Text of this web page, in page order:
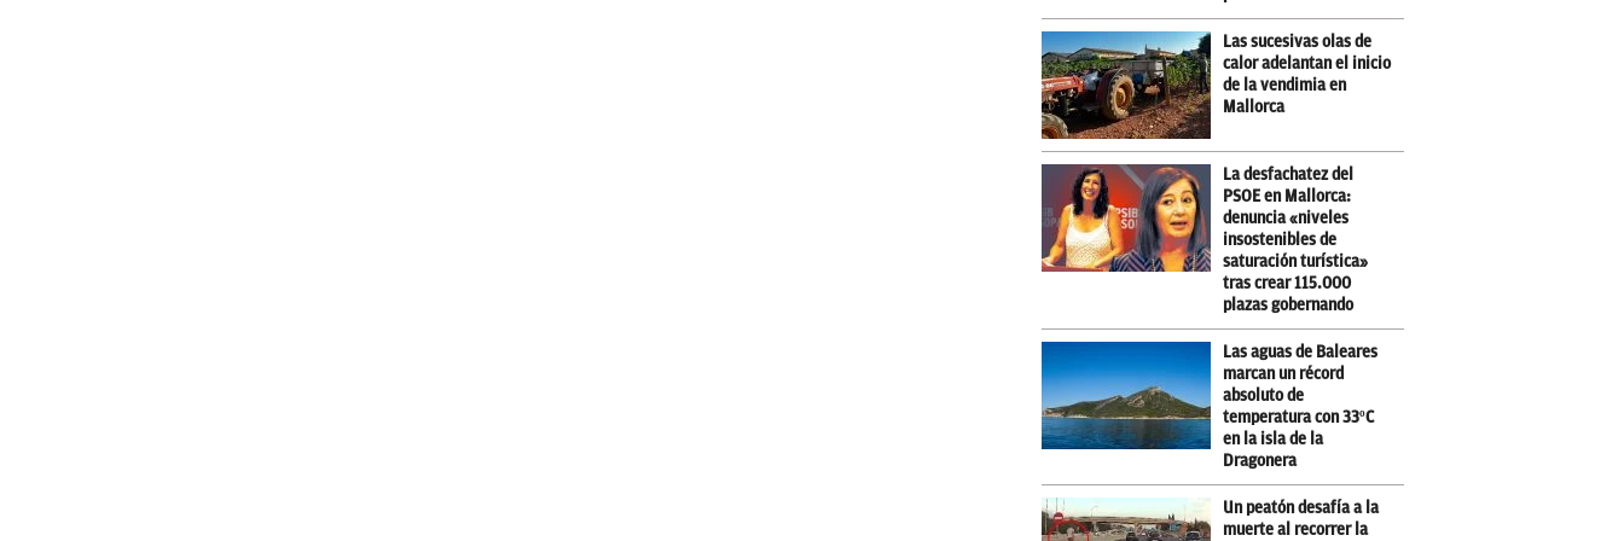
Las sucesivas olas de
calor adelantan el inicio
de la vendimia en
Mallorca
La desfachatez del
PSOE en Mallorca:
denuncia «niveles
insostenibles de
saturación turística»
tras crear 115.000
plazas gobernando
Las aguas de Baleares
marcan un récord
absoluto de
temperatura con 33ºC
en la isla de la
Dragonera
Un peatón desafía a la
muerte al recorrer la